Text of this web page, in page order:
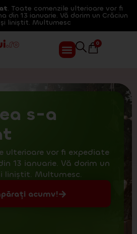
. Toate comenzile ulterioare vor fi
din 13 ianuarie. Vă dorim un Crăciun
liniștit. Multumesc
0
s-a
ulterioare vor fi expediate
13 ianuarie. Vă dorim un
liniștit. Multumesc.
acumv!